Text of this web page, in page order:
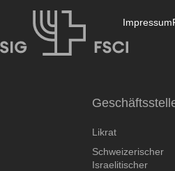
Impressum
Likrat
Schweizerischer
Israelitischer